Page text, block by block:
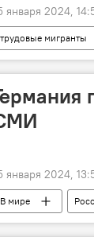
января 2024,
трудовые мигранты
Владивосток
января 2024,
В мире
НАТО